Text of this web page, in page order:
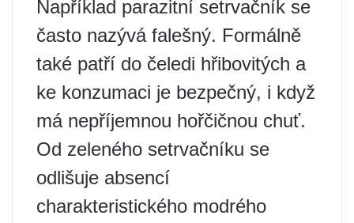
Například parazitní setrvačník se
často nazývá falešný. Formálně
také patří do čeledi hřibovitých a
ke konzumaci je bezpečný, i když
má nepříjemnou hořčičnou chuť.
Od zeleného setrvačníku se
odlišuje absencí
charakteristického modrého